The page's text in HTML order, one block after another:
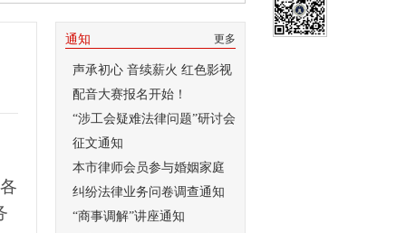
更多
通知
声承初心 音续薪火 红色影视
配音大赛报名开始！
“涉工会疑难法律问题”研讨会
征文通知
本市律师会员参与婚姻家庭
纠纷法律业务问卷调查通知
“商事调解”讲座通知